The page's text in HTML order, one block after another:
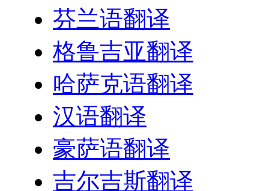
芬兰语翻译
格鲁吉亚翻译
哈萨克语翻译
汉语翻译
豪萨语翻译
吉尔吉斯翻译